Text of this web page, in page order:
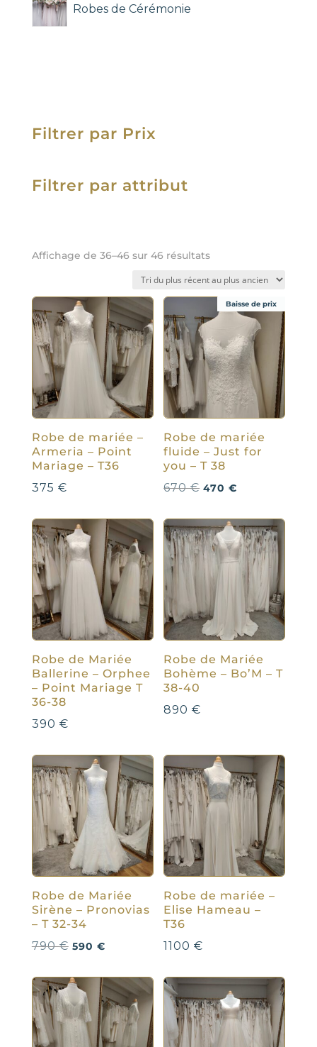
Robes de Cérémonie
Filtrer par Prix
Filtrer par attribut
Affichage de 36–46 sur 46 résultatsTrié
récent
plus
ancien
Robe de mariée –
Armeria – Point
Mariage – T36
375 €
Baisse de prix
Robe de mariée
fluide – Just for
you – T 38
670€ Le
initial
était :
670 €.
470€
actuel
est :
470 €.
Robe de Mariée
Ballerine – Orphee
– Point Mariage T
36-38
390 €
Robe de Mariée
Bohème – Bo’M – T
38-40
890€
Robe de Mariée
Sirène – Pronovias
– T 32-34
790€ Le
initial
était :
790 €.
590 €Le
actuel
est :
590 €.
Robe de mariée –
Elise Hameau –
T36
1100€